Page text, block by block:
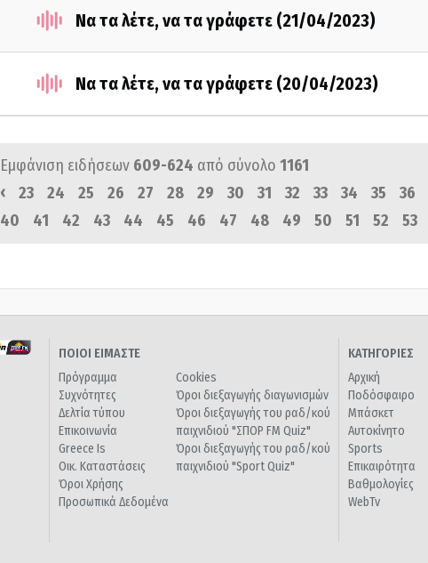
Να τα λέτε, να τα γράφετε (21/04/2023)
Να τα λέτε, να τα γράφετε (20/04/2023)
Εμφάνιση ειδήσεων 609-624 από σύνολο 1161
‹
23 24 25 26 27 28 29 30 31 32 33 34 35 36
40
41 42 43 44 45 46 47 48 49 50 51 52 53
ΠΟΙΟΙ ΕΙΜΑΣΤΕ
Πρόγραμμα
Συχνότητες
Δελτία τύπου
Επικοινωνία
Greece Is
Οικ. Καταστάσεις
Όροι Χρήσης
Προσωπικά Δεδομένα
Cookies
Όροι διεξαγωγής διαγωνισμών
Όροι διεξαγωγής του ραδ/κού
παιχνιδιού "ΣΠΟΡ FM Quiz"
Όροι διεξαγωγής του ραδ/κού
παιχνιδιού "Sport Quiz"
ΚΑΤΗΓΟΡΙΕΣ
Αρχική
Ποδόσφαιρο
Μπάσκετ
Αυτοκίνητο
Sports
Επικαιρότητα
Βαθμολογίες
WebTv